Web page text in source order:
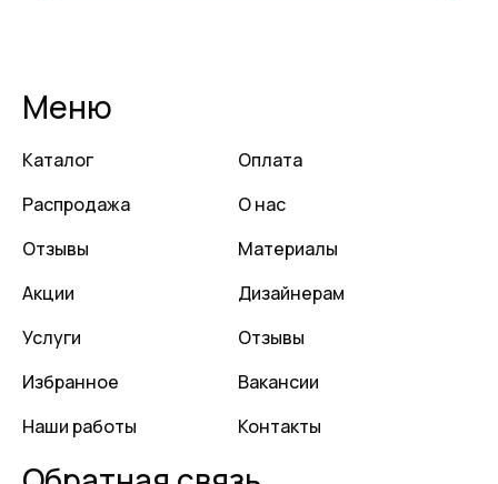
Меню
Каталог
Распродажа
Отзывы
Акции
Услуги
Избранное
Наши работы
Оплата
О нас
Материалы
Дизайнерам
Отзывы
Вакансии
Контакты